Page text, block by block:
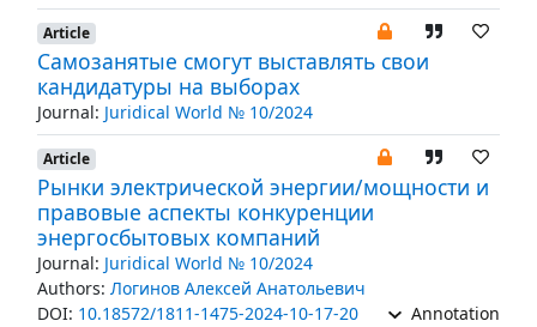
Article
Самозанятые смогут выставлять свои
кандидатуры на выборах
Journal: Juridical World № 10/2024
Article
Рынки электрической энергии/мощности и
правовые аспекты конкуренции
энергосбытовых компаний
Journal: Juridical World № 10/2024
Authors: Логинов Алексей Анатольевич
DOI: 10.18572/1811-1475-2024-10-17-20 Annotation